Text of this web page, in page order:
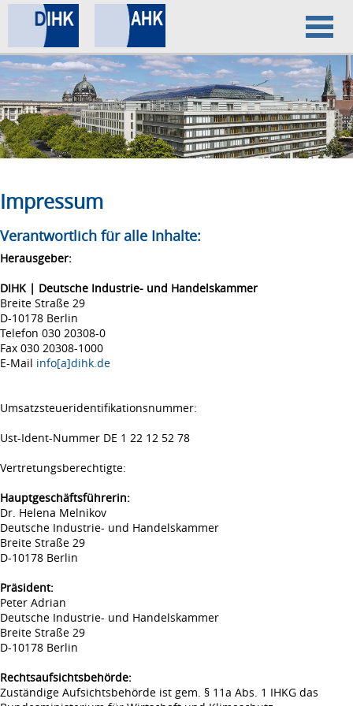
Home
Datenschutz
Impressum
Impressum
Verantwortlich für alle Inhalte:
Herausgeber:
DIHK | Deutsche Industrie- und Handelskammer
Breite Straße 29
D-10178 Berlin
Telefon 030 20308-0
Fax 030 20308-1000
E-Mail info[a]dihk.de
Umsatzsteueridentifikationsnummer:
Ust-Ident-Nummer DE 1 22 12 52 78
Vertretungsberechtigte:
Hauptgeschäftsführerin:
Dr. Helena Melnikov
Deutsche Industrie- und Handelskammer
Breite Straße 29
D-10178 Berlin
Präsident:
Peter Adrian
Deutsche Industrie- und Handelskammer
Breite Straße 29
D-10178 Berlin
Rechtsaufsichtsbehörde:
Zuständige Aufsichtsbehörde ist gem. § 11a Abs. 1 IHKG das